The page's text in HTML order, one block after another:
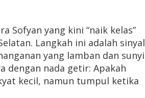
Sofyan yang kini “naik kelas”
Langkah ini adalah sinyal
yang lamban dan sunyi
dengan nada getir: Apakah
kecil, namun tumpul ketika